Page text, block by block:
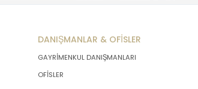
DANIŞMANLAR & OFİSLER
GAYRİMENKUL DANIŞMANLARI
OFİSLER